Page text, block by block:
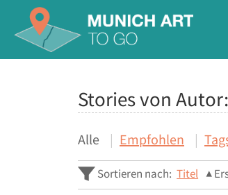
Stories von
Alle Empfohlen
Sortieren nach: Titel